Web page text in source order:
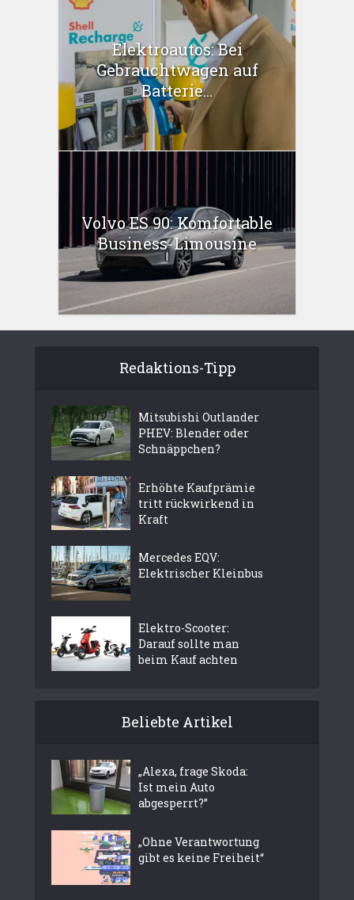
Elektroautos: Bei
Gebrauchtwagen auf
Batterie...
Volvo ES 90: Komfortable
Business-Limousine
Redaktions-Tipp
Mitsubishi Outlander
PHEV: Blender oder
Schnäppchen?
Erhöhte Kaufprämie
tritt rückwirkend in
Kraft
Mercedes EQV:
Elektrischer Kleinbus
Elektro-Scooter:
Darauf sollte man
beim Kauf achten
Beliebte Artikel
„Alexa, frage Skoda:
Ist mein Auto
abgesperrt?”
„Ohne Verantwortung
gibt es keine Freiheit“